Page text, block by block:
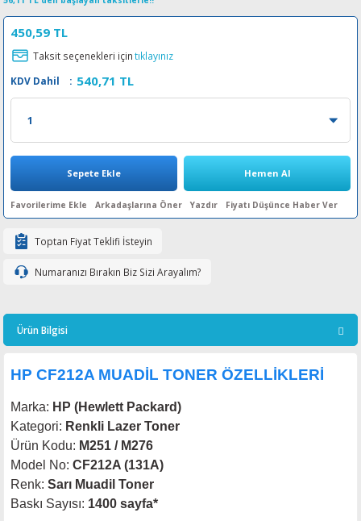
Ribon
CP
Pro
450,59 TL
Taksit seçenekleri içintıklayınız
KDV Dahil
: 540,71 TL
Sepete Ekle Hemen Al
Arkadaşlarına Öner Yazdır Fiyatı Düşünce Haber Ver
Toptan Fiyat Teklifi İsteyin
Numaranızı Bırakın Biz Sizi Arayalım?
Ürün Bilgisi
HP CF212A MUADİL TONER ÖZELLİKLERİ
Marka: HP (Hewlett Packard)
Kategori: Renkli Lazer Toner
Ürün Kodu: M251 / M276
Model No: CF212A (131A)
Renk: Sarı Muadil Toner
Baskı Sayısı: 1400 sayfa*